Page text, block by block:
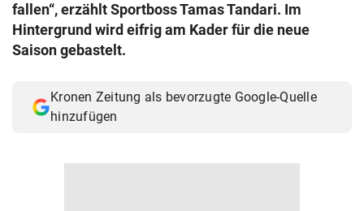
fallen“, erzählt Sportboss Tamas Tandari. Im
Hintergrund wird eifrig am Kader für die neue
Saison gebastelt.
Kronen Zeitung als bevorzugte Google-Quelle
hinzufügen